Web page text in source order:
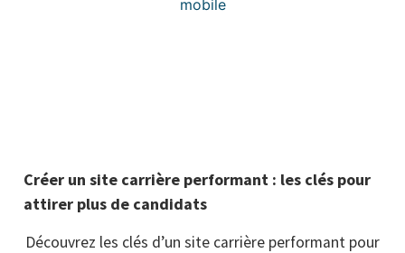
Créer un site carrière performant : les clés pour
attirer plus de candidats
Découvrez les clés d’un site carrière performant pour